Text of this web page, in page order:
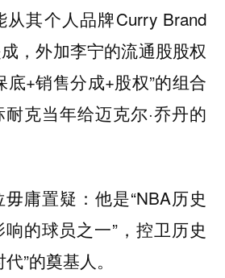
其个人品牌Curry Brand
，外加李宁的流通股股权
底+销售分成+股权”的组合
克当年给迈克尔·乔丹的
庸置疑：他是“NBA历史
的球员之一”，控卫历史
”的奠基人。